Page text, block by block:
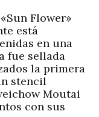
Flower»
está
en una
fue sellada
la primera
stencil
Moutai
con sus